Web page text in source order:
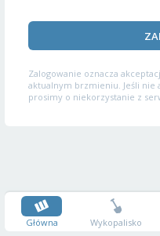
Zalogowanie oznacza
aktualnym brzmieniu. Jeśli nie
prosimy o niekorzystanie z
Główna Wykopalisko